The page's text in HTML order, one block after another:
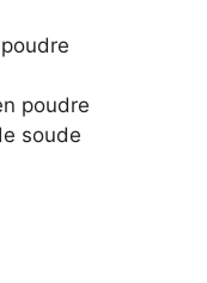
poudre
soude